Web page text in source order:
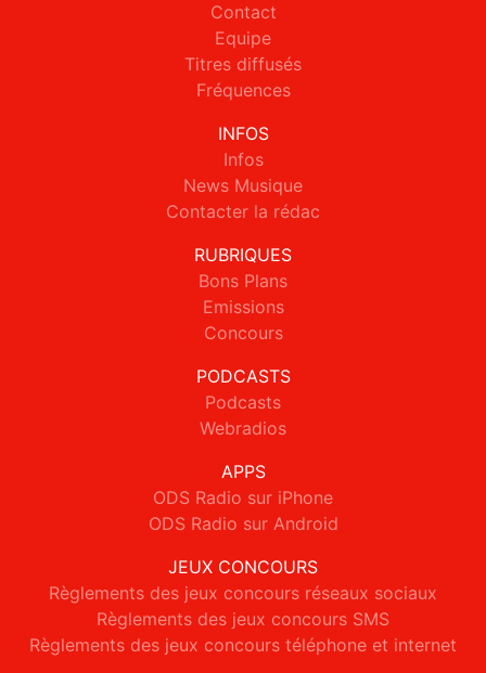
Contact
Equipe
Titres diffusés
Fréquences
INFOS
Infos
News Musique
Contacter la rédac
RUBRIQUES
Bons Plans
Emissions
Concours
PODCASTS
Podcasts
Webradios
APPS
ODS Radio sur iPhone
ODS Radio sur Android
JEUX CONCOURS
Règlements des jeux concours réseaux sociaux
Règlements des jeux concours SMS
Règlements des jeux concours téléphone et internet